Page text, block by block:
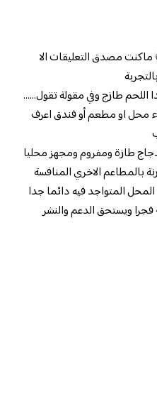
مصدق التعليقات الا
طازج وفي مقولة تقول……
محل او مطعم أو فندق اعرف
طازة ومفروم ومجهز محليا
بالمطاعم الاخري المنافسة
المتواجد فيه دائما جدا